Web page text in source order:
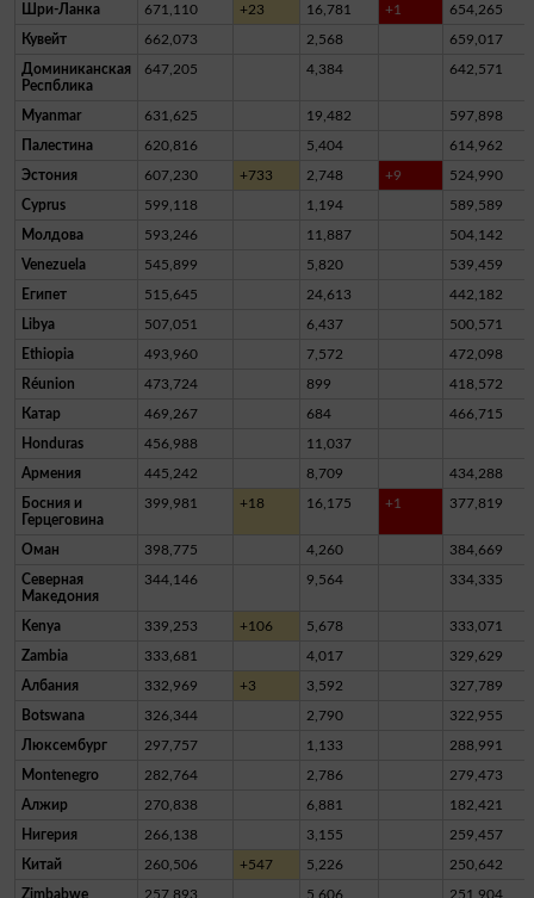
Шри-Ланка 671,110 +23 16,781 +1 654,265
Кувейт 662,073 2,568 659,017
Доминиканская
Респблика
647,205 4,384 642,571
Myanmar 631,625 19,482 597,898
Палестина 620,816 5,404 614,962
Эстония 607,230 +733 2,748 +9 524,990
Cyprus 599,118 1,194 589,589
Молдова 593,246 11,887 504,142
Venezuela 545,899 5,820 539,459
Египет 515,645 24,613 442,182
Libya 507,051 6,437 500,571
Ethiopia 493,960 7,572 472,098
Réunion 473,724 899 418,572
Катар 469,267 684 466,715
Honduras 456,988 11,037
Армения 445,242 8,709 434,288
Босния и
Герцеговина
399,981 +18 16,175 +1 377,819
Оман 398,775 4,260 384,669
Северная
Македония
344,146 9,564 334,335
Kenya 339,253 +106 5,678 333,071
Zambia 333,681 4,017 329,629
Албания 332,969 +3 3,592 327,789
Botswana 326,344 2,790 322,955
Люксембург 297,757 1,133 288,991
Montenegro 282,764 2,786 279,473
Алжир 270,838 6,881 182,421
Нигерия 266,138 3,155 259,457
Китай 260,506 +547 5,226 250,642
Zimbabwe 257,893 5,606 251,904